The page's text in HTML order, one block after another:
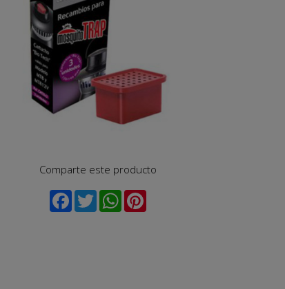
Comparte este producto